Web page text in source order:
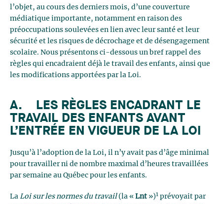
l’objet, au cours des derniers mois, d’une couverture
médiatique importante, notamment en raison des
préoccupations soulevées en lien avec leur santé et leur
sécurité et les risques de décrochage et de désengagement
scolaire. Nous présentons ci-dessous un bref rappel des
règles qui encadraient déjà le travail des enfants, ainsi que
les modifications apportées par la Loi.
A. LES RÈGLES ENCADRANT LE
TRAVAIL DES ENFANTS AVANT
L’ENTRÉE EN VIGUEUR DE LA LOI
Jusqu’à l’adoption de la Loi, il n’y avait pas d’âge minimal
pour travailler ni de nombre maximal d’heures travaillées
par semaine au Québec pour les enfants.
La Loi sur les normes du travail (la « Lnt »)1 prévoyait par